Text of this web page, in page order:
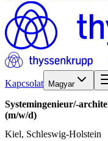
Kapcsolat Magyar
Systemingenieur/​-
(m/w/d)
Kiel, Schleswig-Holstein